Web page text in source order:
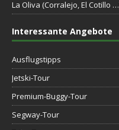
La Oliva (Corralejo, El Cotillo
Interessante Angebote
Ausflugstipps
Jetski-Tour
Premium-Buggy-Tour
Segway-Tour